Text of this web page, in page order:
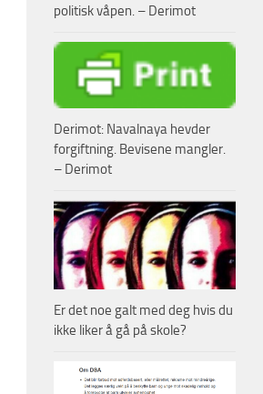
politisk våpen. – Derimot
Derimot: Navalnaya hevder
forgiftning. Bevisene mangler.
– Derimot
Er det noe galt med deg hvis du
ikke liker å gå på skole?